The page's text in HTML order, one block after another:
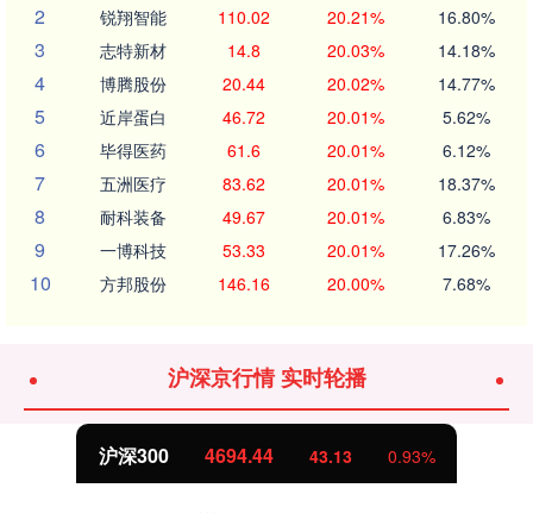
2 锐翔智能 110.02 20.21% 16.80%
3 志特新材 14.8 20.03% 14.18%
4 博腾股份 20.44 20.02% 14.77%
5 近岸蛋白 46.72 20.01% 5.62%
6 毕得医药 61.6 20.01% 6.12%
7 五洲医疗 83.62 20.01% 18.37%
8 耐科装备 49.67 20.01% 6.83%
9 一博科技 53.33 20.01% 17.26%
10 方邦股份 146.16 20.00% 7.68%
沪深京行情 实时轮播
沪深300 4694.44 43.13 0.93%